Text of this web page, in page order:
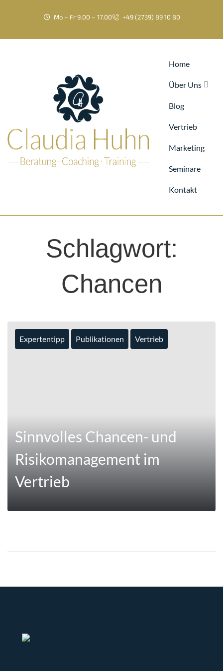
Mo – Fr 9.00 – 17.00 +49 (2739) 89 10 80
Home
Über Uns
Blog
Vertrieb
Marketing
Seminare
Kontakt
Schlagwort:
Chancen
Expertentipp Publikationen Vertrieb
Sinnvolles Chancen- und
Risikomanagement im
Vertrieb